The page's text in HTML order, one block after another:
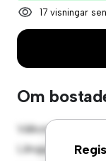
17 visningar
Om
Välkommen till
Långgatan 24 A,